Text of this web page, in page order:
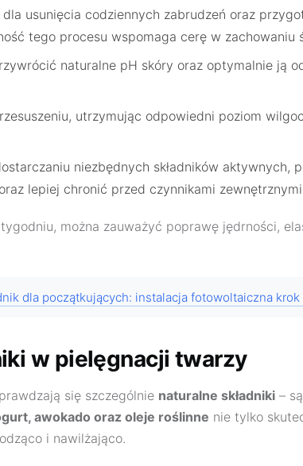
dla usunięcia codziennych zabrudzeń oraz
tego procesu wspomaga cerę w zachowaniu
naturalne pH skóry oraz optymalnie ją
utrzymując odpowiedni poziom
niezbędnych składników aktywnych,
lepiej chronić przed czynnikami
można zauważyć poprawę jędrności,
dla początkujących: instalacja fotowoltaiczna krok
w pielęgnacji twarzy
się szczególnie naturalne składniki –
awokado oraz oleje roślinne nie tylko
i nawilżająco.